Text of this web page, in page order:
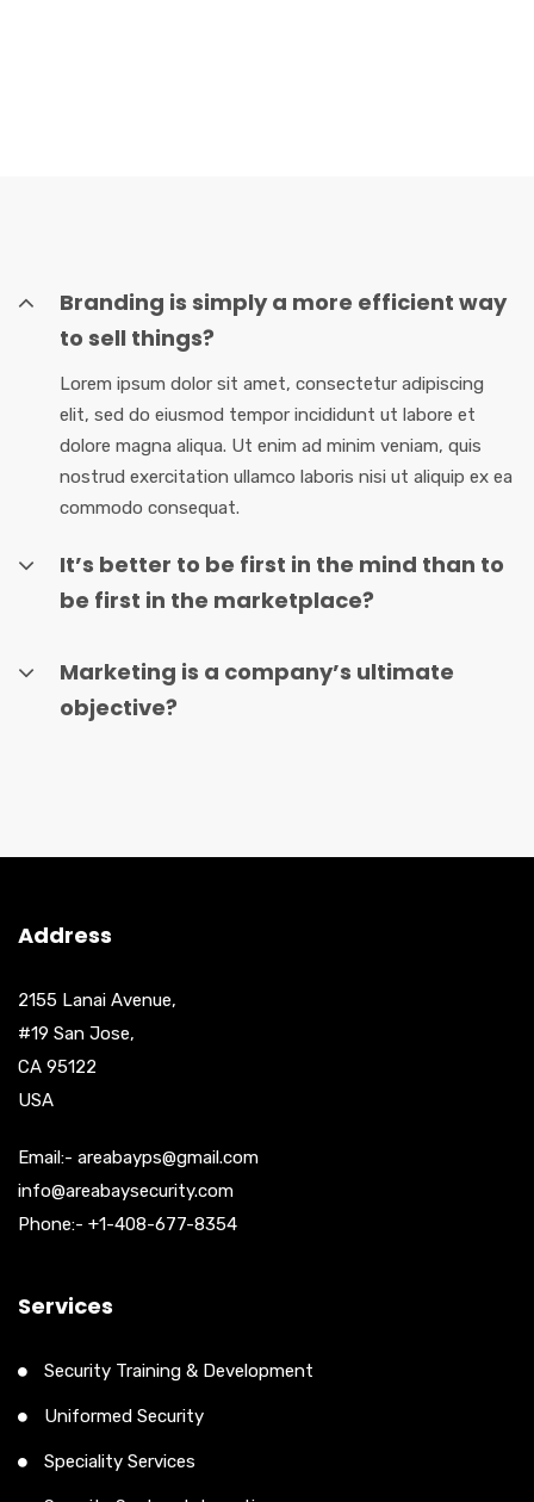
Branding is simply a more efficient way
to sell things?
Lorem ipsum dolor sit amet, consectetur adipiscing
elit, sed do eiusmod tempor incididunt ut labore et
dolore magna aliqua. Ut enim ad minim veniam, quis
nostrud exercitation ullamco laboris nisi ut aliquip ex ea
commodo consequat.
It’s better to be first in the mind than to
be first in the marketplace?
Marketing is a company’s ultimate
objective?
Address
2155 Lanai Avenue,
#19 San Jose,
CA 95122
USA
Email:- areabayps@gmail.com
info@areabaysecurity.com
Phone:- +1-408-677-8354
Services
Security Training & Development
Uniformed Security
Speciality Services